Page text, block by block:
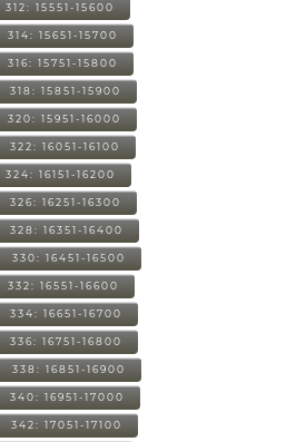
312: 15551-15600
314: 15651-15700
316: 15751-15800
318: 15851-15900
320: 15951-16000
322: 16051-16100
324: 16151-16200
326: 16251-16300
328: 16351-16400
330: 16451-16500
332: 16551-16600
334: 16651-16700
336: 16751-16800
338: 16851-16900
340: 16951-17000
342: 17051-17100